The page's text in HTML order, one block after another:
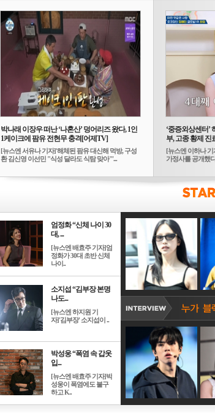
박나래 이장우 떠난 ‘나혼산’ 덩어리즈 왔다, 1인
1케이크에 팜유 전현무 충격[어제TV]
[뉴스엔 서유나 기자]'해체된 팜유 대신해 먹방, 구성
환 김신영 이선민 "식성 달라도 식탐 맞아"'...
‘중증외상센터’
부, 고종 황제 진
[뉴스엔 이하나
가정사를 공개했
엄정화 “신체 나이 30
대, ...
[뉴스엔 배효주 기자]엄
정화가 30대 초반 신체
나이..
소지섭 “김부장 본명
나도...
[뉴스엔 하지원 기
자]'김부장' 소지섭이 ..
박성웅 “폭염 속 갑옷
입...
[뉴스엔 배효주 기자]박
성웅이 폭염에도 불구
하고 K..